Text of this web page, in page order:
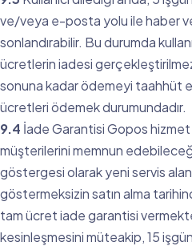
ve/veya e-posta yolu ile haber
sonlandırabilir. Bu durumda
ücretlerin iadesi
sonuna kadar ödemeyi taahhüt
ücretleri ödemek durumundadır.
9.4 İade Garantisi Gopos
müşterilerini memnun
göstergesi olarak yeni servis alan
göstermeksizin satın alma
tam ücret iade garantisi
kesinleşmesini müteakip, 15